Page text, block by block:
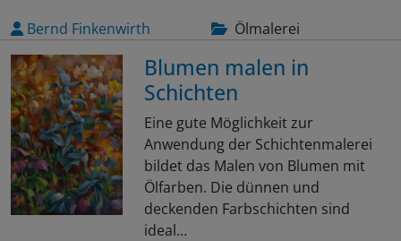
Bernd Finkenwirth Ölmalerei
Blumen malen in
Schichten
Eine gute Möglichkeit zur
Anwendung der Schichtenmalerei
bildet das Malen von Blumen mit
Ölfarben. Die dünnen und
deckenden Farbschichten sind
ideal…